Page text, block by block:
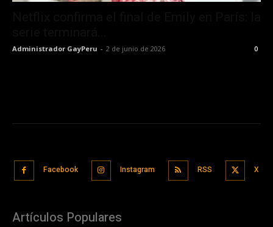
Administrador GayPeru - 2 de junio de 2026 0
Facebook Instagram RSS X
Artículos Populares